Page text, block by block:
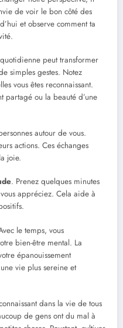
de voir le bon côté des
et observe comment ta
peut transformer
simples gestes. Notez
vous êtes reconnaissant.
partagé ou la beauté d’une
autour de vous.
actions. Ces échanges
joie.
. Prenez quelques minutes
appréciez. Cela aide à
le temps, vous
bien-être mental. La
épanouissement
vie plus sereine et
dans la vie de tous
de gens ont du mal à